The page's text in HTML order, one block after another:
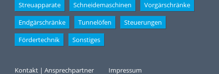
Streuapparate
Schneidemaschinen
Vorgärschränke
Endgärschränke
Tunnelöfen
Steuerungen
Fördertechnik
Sonstiges
Kontakt | Ansprechpartner Impressum